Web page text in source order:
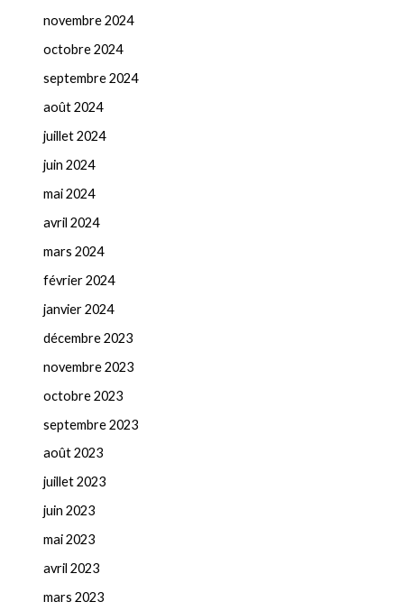
novembre 2024
octobre 2024
septembre 2024
août 2024
juillet 2024
juin 2024
mai 2024
avril 2024
mars 2024
février 2024
janvier 2024
décembre 2023
novembre 2023
octobre 2023
septembre 2023
août 2023
juillet 2023
juin 2023
mai 2023
avril 2023
mars 2023